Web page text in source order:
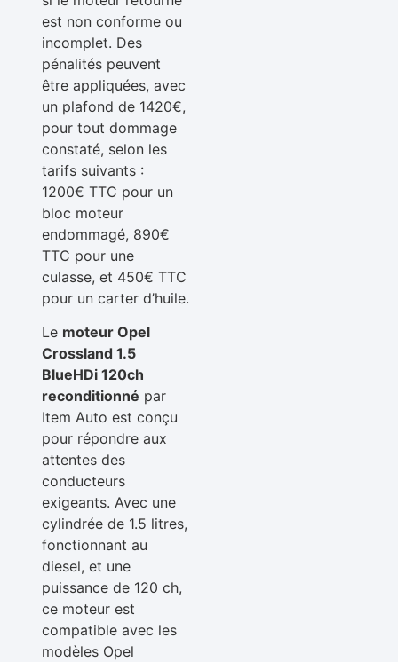
est non conforme ou
incomplet. Des
pénalités peuvent
être appliquées, avec
un plafond de 1420€,
pour tout dommage
constaté, selon les
tarifs suivants :
1200€ TTC pour un
bloc moteur
endommagé, 890€
TTC pour une
culasse, et 450€ TTC
pour un carter d’huile.
Le moteur Opel
Crossland 1.5
BlueHDi 120ch
reconditionné par
Item Auto est conçu
pour répondre aux
attentes des
conducteurs
exigeants. Avec une
cylindrée de 1.5 litres,
fonctionnant au
diesel, et une
puissance de 120 ch,
ce moteur est
compatible avec les
modèles Opel